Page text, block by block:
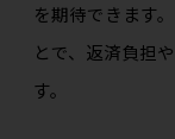
を期待できます
とで、返済負担
す。